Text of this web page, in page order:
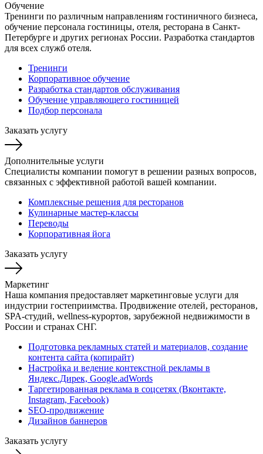
Обучение
Тренинги по различным направлениям гостиничного бизнеса,
обучение персонала гостиницы, отеля, ресторана в Санкт-
Петербурге и других регионах России. Разработка стандартов
для всех служб отеля.
Тренинги
Корпоративное обучение
Разработка стандартов обслуживания
Обучение управляющего гостиницей
Подбор персонала
Заказать услугу
Дополнительные услуги
Специалисты компании помогут в решении разных вопросов,
связанных с эффективной работой вашей компании.
Комплексные решения для ресторанов
Кулинарные мастер-классы
Переводы
Корпоративная йога
Заказать услугу
Маркетинг
Наша компания предоставляет маркетинговые услуги для
индустрии гостеприимства. Продвижение отелей, ресторанов,
SPA-студий, wellness-курортов, зарубежной недвижимости в
России и странах СНГ.
Подготовка рекламных статей и материалов, создание
контента сайта (копирайт)
Настройка и ведение контекстной рекламы в
Яндекс.Дирек, Google.adWords
Таргетированная реклама в соцсетях (Вконтакте,
Instagram, Facebook)
SEO-продвижение
Дизайнов баннеров
Заказать услугу